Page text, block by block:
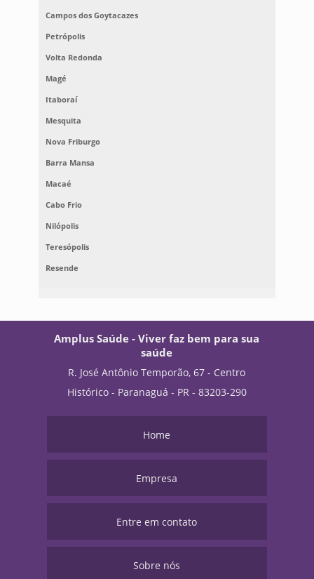
Campos dos Goytacazes
Petrópolis
Volta Redonda
Magé
Itaboraí
Mesquita
Nova Friburgo
Barra Mansa
Macaé
Cabo Frio
Nilópolis
Teresópolis
Resende
Amplus Saúde - Viver faz bem para sua
saúde
R. José Antônio Temporão, 67 - Centro
Histórico - Paranaguá - PR - 83203-290
Home
Empresa
Entre em contato
Sobre nós